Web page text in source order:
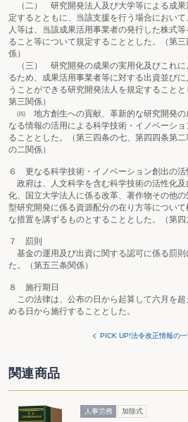
（二） 研究開発法人及び大学等による成果
定するとともに、当該支援を行う場合におい
人等は、当該成果活用事業者の発行した株式
ること等について規定することとした。（第
係）
（三） 研究開発の成果の実用化及びこれに
るため、成果活用事業者等に対する出資並び
うことができる研究開発法人を規定すること
第三関係）
㈣ 地方創生への貢献、革新的な研究開発の
なる情報の活用による科学技術・イノベーシ
ることとした。（第三四条の七、第四四条第
の二関係）
６ 更なる科学技術・イノベーション創出の活
政府は、人文科学を含む科学技術の活性化
化、国立大学法人に係る改革、著作物その他
型研究開発に係る資源配分の在り方等につい
な措置を講ずるものとすることとした。（第四
７ 罰則
基金の運用及び出資に関する認可に係る罰則
た。（第五三条関係）
８ 施行期日
この法律は、公布の日から起算して六月を
める日から施行することとした。
PICK UP!法令改正情報の
関連商品
人事労務 加除式